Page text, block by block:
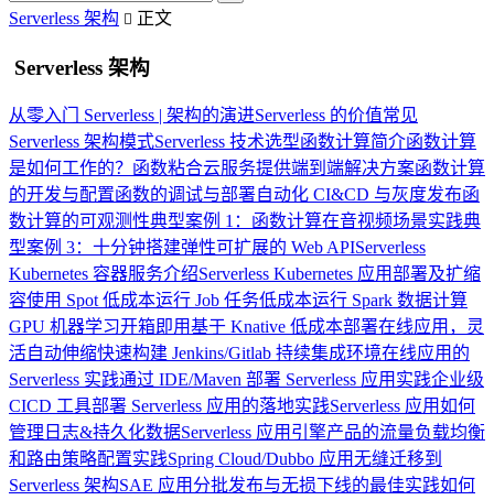
Serverless 架构  正文
Serverless 架构
从零入门 Serverless | 架构的演进Serverless 的价值常见
Serverless 架构模式Serverless 技术选型函数计算简介函数计算
是如何工作的？ 函数粘合云服务提供端到端解决方案函数计算
的开发与配置函数的调试与部署自动化 CI&CD 与灰度发布函
数计算的可观测性典型案例 1：函数计算在音视频场景实践典
型案例 3：十分钟搭建弹性可扩展的 Web APIServerless
Kubernetes 容器服务介绍Serverless Kubernetes 应用部署及扩缩
容使用 Spot 低成本运行 Job 任务低成本运行 Spark 数据计算
GPU 机器学习开箱即用基于 Knative 低成本部署在线应用，灵
活自动伸缩快速构建 Jenkins/Gitlab 持续集成环境在线应用的
Serverless 实践通过 IDE/Maven 部署 Serverless 应用实践企业级
CICD 工具部署 Serverless 应用的落地实践Serverless 应用如何
管理日志&持久化数据Serverless 应用引擎产品的流量负载均衡
和路由策略配置实践Spring Cloud/Dubbo 应用无缝迁移到
Serverless 架构SAE 应用分批发布与无损下线的最佳实践如何